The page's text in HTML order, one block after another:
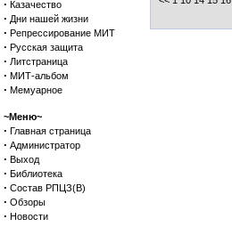
· Казачество
· Дни нашей жизни
· Репрессирование МИТ
· Русская защита
· Литстраница
· МИТ-альбом
· Мемуарное
~Меню~
· Главная страница
· Администратор
· Выход
· Библиотека
· Состав РПЦЗ(В)
· Обзоры
· Новости